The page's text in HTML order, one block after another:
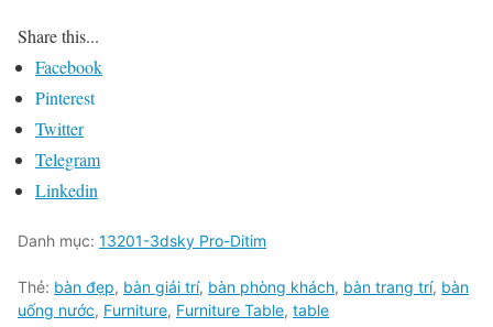
Share this...
Facebook
Pinterest
Twitter
Telegram
Linkedin
Danh mục: 13201-3dsky Pro-Ditim
Thẻ: bàn đẹp, bàn giải trí, bàn phòng khách, bàn trang trí, bàn
uống nước, Furniture, Furniture Table, table